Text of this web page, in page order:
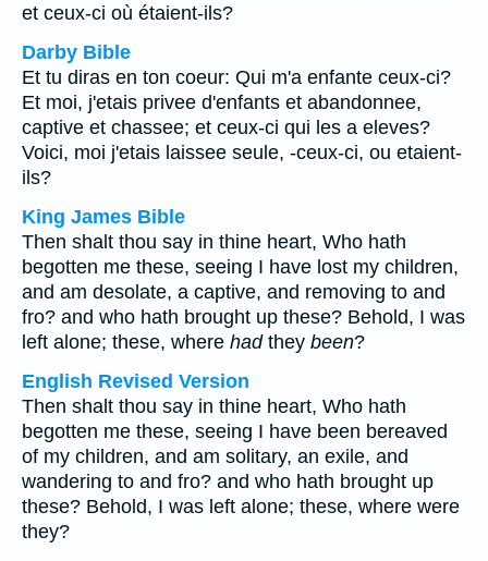
et ceux-ci où étaient-ils?
Darby Bible
Et tu diras en ton coeur: Qui m'a enfante ceux-ci?
Et moi, j'etais privee d'enfants et abandonnee,
captive et chassee; et ceux-ci qui les a eleves?
Voici, moi j'etais laissee seule, -ceux-ci, ou etaient-
ils?
King James Bible
Then shalt thou say in thine heart, Who hath
begotten me these, seeing I have lost my children,
and am desolate, a captive, and removing to and
fro? and who hath brought up these? Behold, I was
left alone; these, where hadthey been?
English Revised Version
Then shalt thou say in thine heart, Who hath
begotten me these, seeing I have been bereaved
of my children, and am solitary, an exile, and
wandering to and fro? and who hath brought up
these? Behold, I was left alone; these, where were
they?